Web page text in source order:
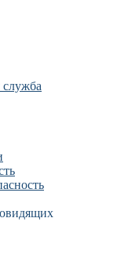
служба